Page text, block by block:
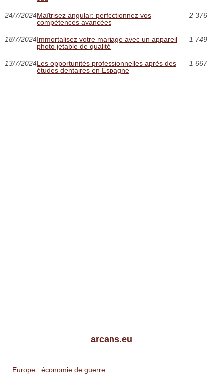
24/7/2024Maîtrisez angular: perfectionnez vos
compétences avancées
2 376
18/7/2024Immortalisez votre mariage avec un appareil
photo jetable de qualité
1 749
13/7/2024Les opportunités professionnelles après des
études dentaires en Espagne
1 667
arcans.eu
Europe : économie de guerre